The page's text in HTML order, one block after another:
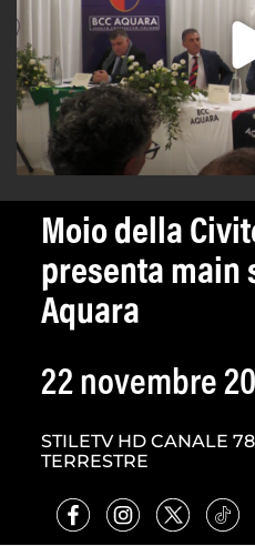
Moio della
presenta main
Aquara
22 novembre
STILETV HD CANALE
TERRESTRE